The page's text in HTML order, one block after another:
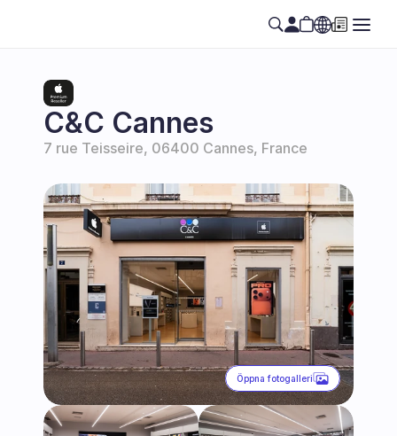
SE
C&C Cannes
7 rue Teisseire, 06400 Cannes, France
Öppna fotogalleri